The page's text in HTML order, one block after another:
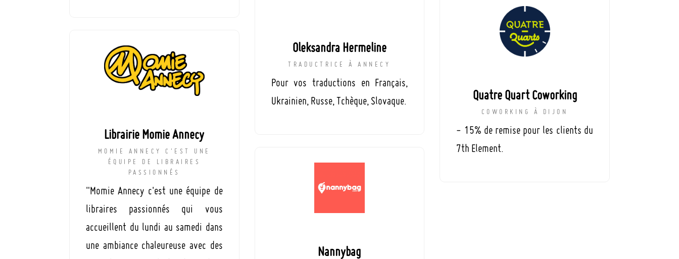
Librairie Momie Annecy
MOMIE ANNECY C'EST UNE
ÉQUIPE DE LIBRAIRES
PASSIONNÉS
"Momie Annecy c'est une équipe de
libraires passionnés qui vous
accueillent du lundi au samedi dans
une ambiance chaleureuse avec des
Oleksandra Hermeline
TRADUCTRICE À ANNECY
Pour vos traductions en Français,
Ukrainien, Russe, Tchèque, Slovaque.
Nannybag
Quatre Quart Coworking
COWORKING À DIJON
- 15% de remise pour les clients du
7th Element.